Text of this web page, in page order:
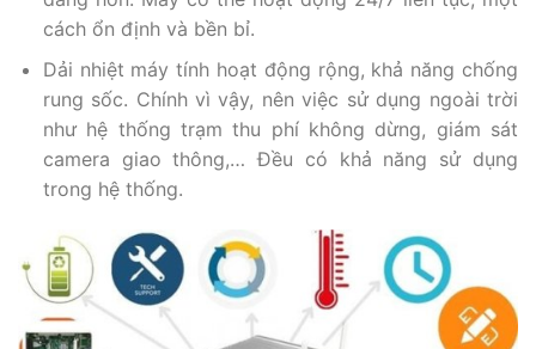
cách ổn định và bền bỉ.
Dải nhiệt máy tính hoạt động rộng, khả năng chống
rung sốc. Chính vì vậy, nên việc sử dụng ngoài trời
như hệ thống trạm thu phí không dừng, giám sát
camera giao thông,… Đều có khả năng sử dụng
trong hệ thống.